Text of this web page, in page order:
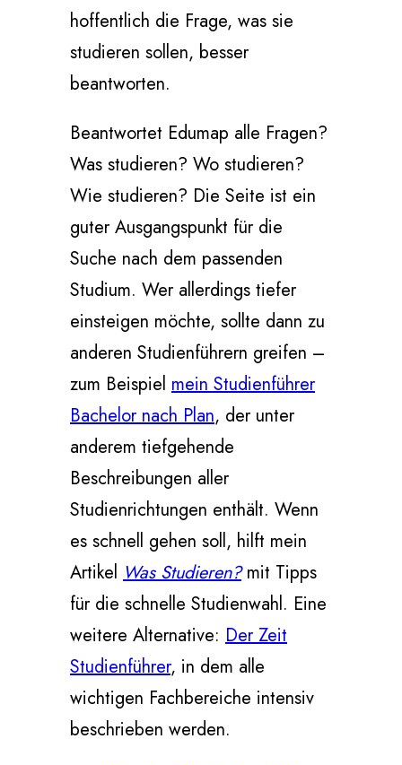
hoffentlich die Frage, was sie
studieren sollen, besser
beantworten.
Beantwortet Edumap alle Fragen?
Was studieren? Wo studieren?
Wie studieren? Die Seite ist ein
guter Ausgangspunkt für die
Suche nach dem passenden
Studium. Wer allerdings tiefer
einsteigen möchte, sollte dann zu
anderen Studienführern greifen –
zum Beispiel mein Studienführer
Bachelor nach Plan, der unter
anderem tiefgehende
Beschreibungen aller
Studienrichtungen enthält. Wenn
es schnell gehen soll, hilft mein
Artikel Was Studieren?mit Tipps
für die schnelle Studienwahl. Eine
weitere Alternative: Der Zeit
Studienführer, in dem alle
wichtigen Fachbereiche intensiv
beschrieben werden.